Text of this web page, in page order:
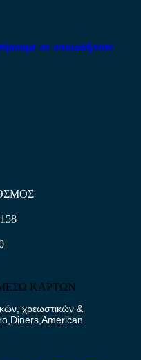
σε οποιαδήποτε
ΚΑΡΤΩΝ
χρεωστικών &